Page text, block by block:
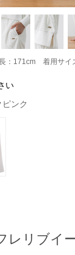
：171cm 着用サイ
い
ンク
レリブイ